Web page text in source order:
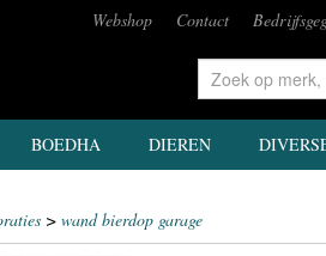
Webshop Contact
BOEDHA DIEREN
> wand bierdop garage